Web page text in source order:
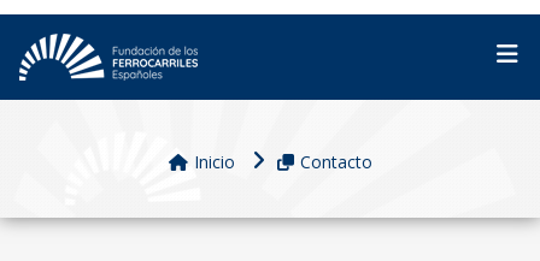
Inicio Contacto